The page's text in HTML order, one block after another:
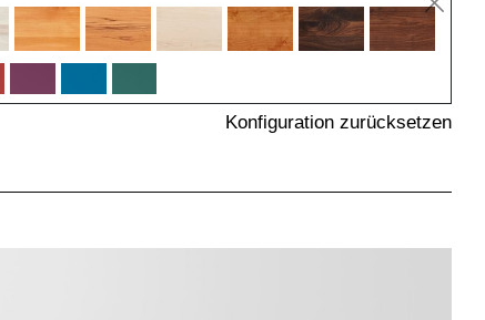
Konfiguration zurücksetzen